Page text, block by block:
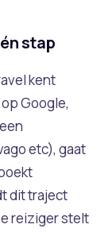
stap
kent
Google,
etc), gaat
dit traject
reiziger stelt